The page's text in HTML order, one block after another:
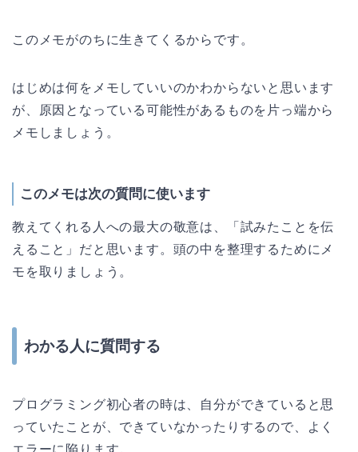
このメモがのちに生きてくるからです。
はじめは何をメモしていいのかわからないと思います
が、原因となっている可能性があるものを片っ端から
メモしましょう。
このメモは次の質問に使います
教えてくれる人への最大の敬意は、「試みたことを伝
えること」だと思います。頭の中を整理するためにメ
モを取りましょう。
わかる人に質問する
プログラミング初心者の時は、自分ができていると思
っていたことが、できていなかったりするので、よく
エラーに陥ります。